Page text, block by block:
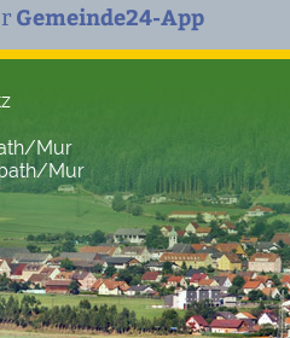
Gemeinde24-App
Mur
Mur